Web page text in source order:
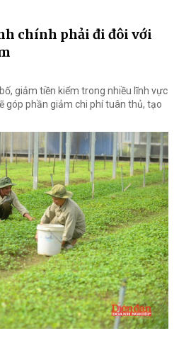
chính phải đi đôi với
giảm tiền kiểm trong nhiều lĩnh vực
góp phần giảm chi phí tuân thủ, tạo